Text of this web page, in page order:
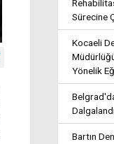
Sürecine
Kocaeli
Yönelik
Bartın